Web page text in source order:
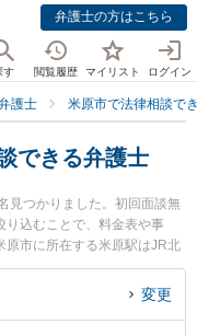
弁護士の方はこちら
す 閲覧履歴 マイリスト ログイン
護士 米原市で法律相談で
できる弁護士
見つかりました。初回面談無
り込むことで、料金表や事
原市に所在する米原駅はJR北
坂・米原)、琵琶湖線、近江鉄
士から探したいときはお近
良いでしょう。特に米原法
変更